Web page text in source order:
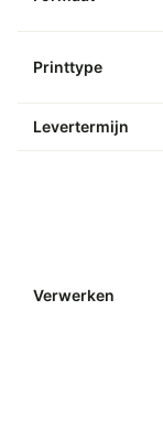
Printtype
Levertermijn
Verwerken